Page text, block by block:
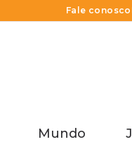
Fale conosco
Mundo